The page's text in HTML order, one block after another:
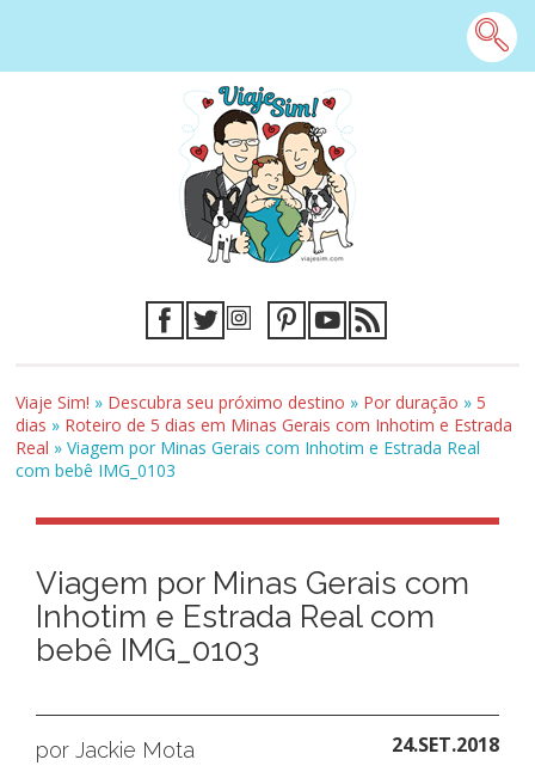
Viaje Sim! » Descubra seu próximo destino » Por duração »5
dias » Roteiro de 5 dias em Minas Gerais com Inhotim e Estrada
Real »Viagem por Minas Gerais com Inhotim e Estrada Real
com bebê IMG_0103
Viagem por Minas Gerais com
Inhotim e Estrada Real com
bebê IMG_0103
por Jackie Mota 24.SET.2018